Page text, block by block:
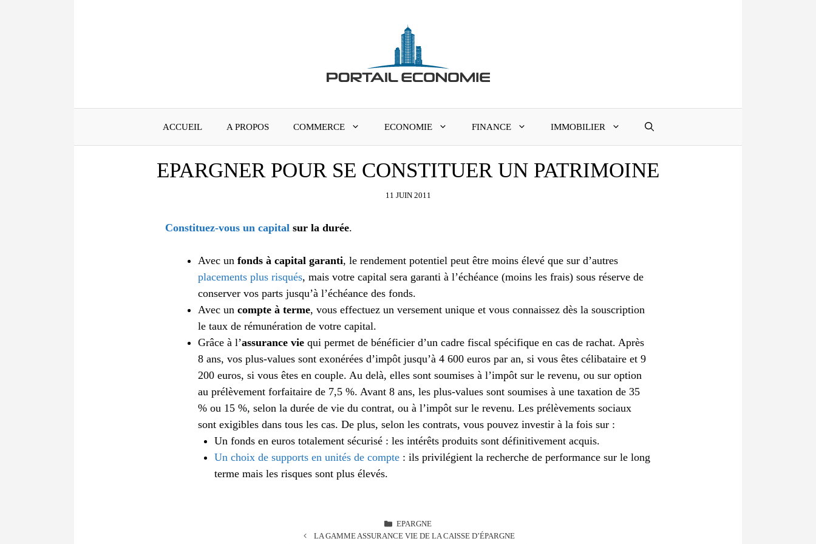
ACCUEIL A PROPOS COMMERCE ECONOMIE FINANCE IMMOBILIER
EPARGNER POUR SE CONSTITUER UN PATRIMOINE
11 JUIN 2011
Constituez-vous un capital sur la durée.
Avec un fonds à capital garanti, le rendement potentiel peut être moins élevé que sur d’autres
placements plus risqués, mais votre capital sera garanti à l’échéance (moins les frais) sous réserve de
conserver vos parts jusqu’à l’échéance des fonds.
Avec un compte à terme, vous effectuez un versement unique et vous connaissez dès la souscription
le taux de rémunération de votre capital.
Grâce à l’assurance vie qui permet de bénéficier d’un cadre fiscal spécifique en cas de rachat. Après
8 ans, vos plus-values sont exonérées d’impôt jusqu’à 4 600 euros par an, si vous êtes célibataire et 9
200 euros, si vous êtes en couple. Au delà, elles sont soumises à l’impôt sur le revenu, ou sur option
au prélèvement forfaitaire de 7,5 %. Avant 8 ans, les plus-values sont soumises à une taxation de 35
% ou 15 %, selon la durée de vie du contrat, ou à l’impôt sur le revenu. Les prélèvements sociaux
sont exigibles dans tous les cas. De plus, selon les contrats, vous pouvez investir à la fois sur :
Un fonds en euros totalement sécurisé : les intérêts produits sont définitivement acquis.
Un choix de supports en unités de compte : ils privilégient la recherche de performance sur le long
terme mais les risques sont plus élevés.
CATÉGORIES
EPARGNE
LA GAMME ASSURANCE VIE DE LA CAISSE D’ÉPARGNE